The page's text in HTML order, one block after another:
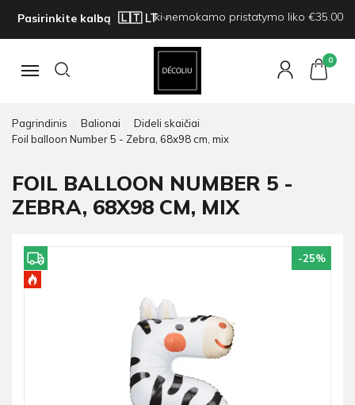
Pasirinkite kalbą Iki nemokamo pristatymo liko €35.00
Navigacija
0
Pagrindinis Balionai
Dideli skaičiai
Foil balloon Number 5 - Zebra, 68x98 cm, mix
FOIL BALLOON NUMBER 5 -
ZEBRA, 68X98 CM, MIX
-25%